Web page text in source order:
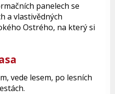
panelech se
a vlastivědných
Ostrého, na který si
vede lesem, po lesních